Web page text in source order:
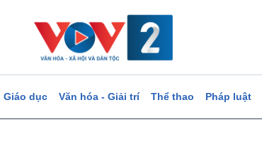
Giáo dục Văn hóa - Giải trí Thể thao Pháp luật